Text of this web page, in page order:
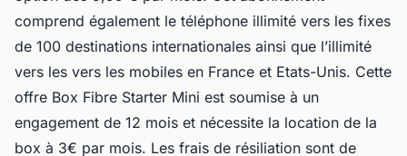
comprend également le téléphone illimité vers les fixes
de 100 destinations internationales ainsi que l’illimité
vers les vers les mobiles en France et Etats-Unis. Cette
offre Box Fibre Starter Mini est soumise à un
engagement de 12 mois et nécessite la location de la
box à 3€ par mois. Les frais de résiliation sont de